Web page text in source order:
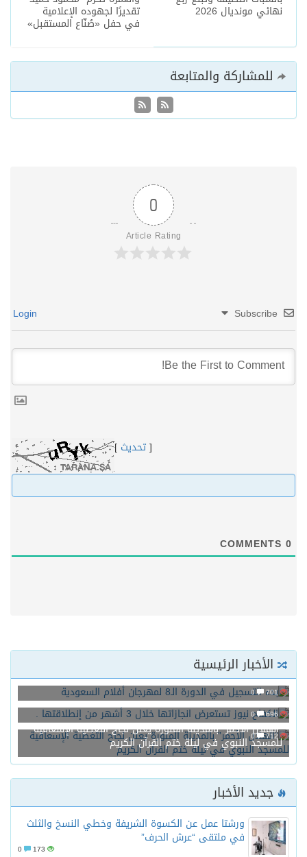
تقديرًا لجهوده الإعلامية
في حفل «صُنّاع المستقبل»
نهائي مونديال 2026
للمشاركة والمتابعة
0
Article Rating
Subscribe
[تحديث ]
0
الأخبار الرئيسية
701
0
بدء التسجيل في الدورة الـ8 لمهرجان أفلام السعودية
696
0
الكفاح نيوز تستعرض انجازاتها خلال 3 أشهر من إنطلاقتها .
712
0
“الهلال الأحمر” بالمدينة المنورة يعلن نجاح التغطية الإسعافية
للمسجد النبوي في ليلة ختم القرآن الكريم
جديد الأخبار
ورشتا عمل عن الكسوة الشريفة وخطي النسخ والثلث
في ملتقى “عرش الحرف”
173